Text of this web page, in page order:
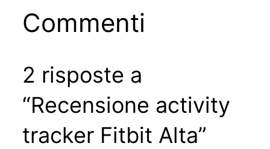
Commenti
2 risposte a
“Recensione activity
tracker Fitbit Alta”